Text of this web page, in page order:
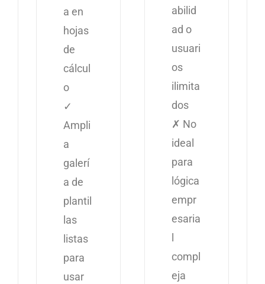
a en
hojas
de
cálcul
o
✓
Ampli
a
galerí
a de
plantil
las
listas
para
usar
abilid
ad o
usuari
os
ilimita
dos
✗ No
ideal
para
lógica
empr
esaria
compl
eja